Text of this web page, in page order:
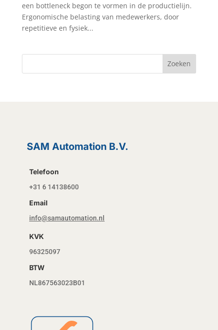
een bottleneck begon te vormen in de productielijn.
Ergonomische belasting van medewerkers, door
repetitieve en fysiek...
Zoeken
SAM Automation B.V.
Telefoon
+31 6 14138600
Email
info@samautomation.nl
KVK
96325097
BTW
NL867563023B01